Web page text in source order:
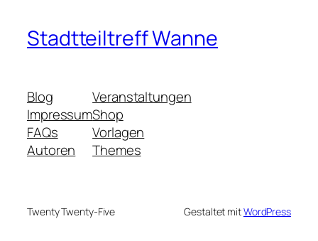
Stadtteiltreff Wanne
Blog
Impressum
FAQs
Autoren
Veranstaltungen
Shop
Vorlagen
Themes
Twenty Twenty-Five Gestaltet mitWordPress